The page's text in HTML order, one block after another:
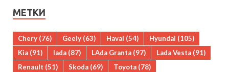
МЕТКИ
Chery (76) Geely (63) Haval (54) Hyundai (105)
Kia (91) lada (87) LAda Granta (97) Lada Vesta (91)
Renault (51) Skoda (69) Toyota (78)